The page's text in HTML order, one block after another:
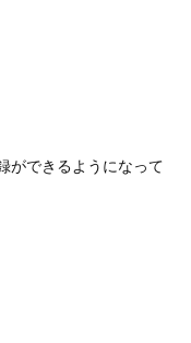
ができるようになって